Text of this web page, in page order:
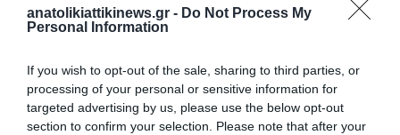
anatolikiattikinews.gr - Do Not Process My
Personal Information
If you wish to opt-out of the sale, sharing to third parties, or
processing of your personal or sensitive information for
targeted advertising by us, please use the below opt-out
section to confirm your selection. Please note that after your
ΠΡΟΗΓΟΎΜΕΝΗ ΑΝΆΡΤΗΣΗ
ΑΥΤΟΔΙΟΙΚΗΣΗ – ΚΟΙΝΗ ΠΑΡΕΜΒΑΣΗ ΤΕΣΣΑΡΩΝ ΑΙΡΕΤΩΝ
ΤΗΣ ΑΝΑΤΟΛΙΚΗΣ ΑΤΤΙΚΗΣ